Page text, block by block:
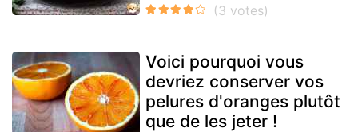
Voici pourquoi vous
devriez conserver vos
pelures d'oranges plutôt
que de les jeter !